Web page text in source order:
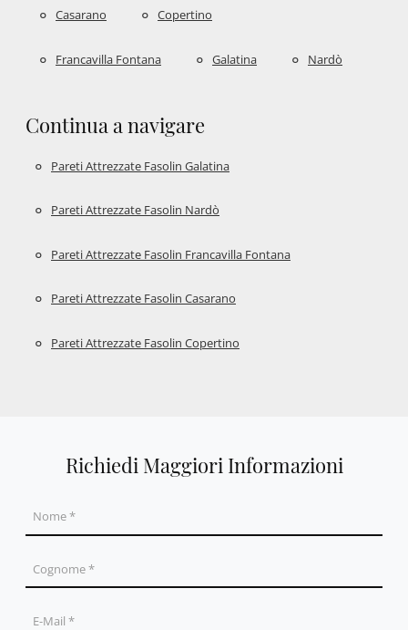
Casarano Copertino
Francavilla Fontana Galatina Nardò
Continua a navigare
Pareti Attrezzate Fasolin Galatina
Pareti Attrezzate Fasolin Nardò
Pareti Attrezzate Fasolin Francavilla Fontana
Pareti Attrezzate Fasolin Casarano
Pareti Attrezzate Fasolin Copertino
Richiedi Maggiori Informazioni